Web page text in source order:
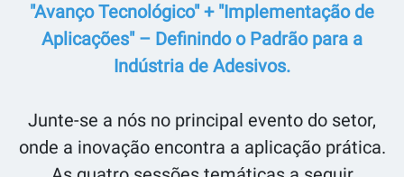
"Avanço Tecnológico" + "Implementação de
Aplicações" – Definindo o Padrão para a
Indústria de Adesivos.
Junte-se a nós no principal evento do setor,
onde a inovação encontra a aplicação prática.